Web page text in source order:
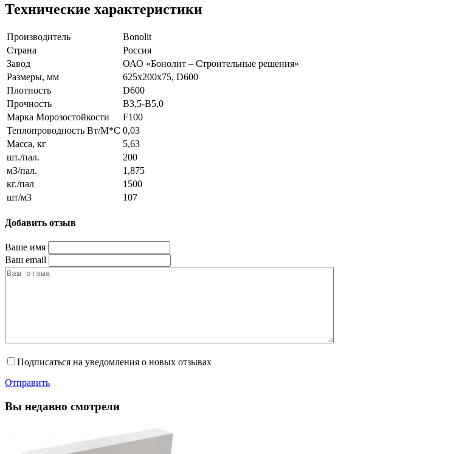
Технические характеристики
Производитель
Bonolit
Страна
Россия
Завод
ОАО «Бонолит – Строительные решения»
Размеры, мм
625x200x75, D600
Плотность
D600
Прочность
B3,5-B5,0
Марка Морозостойкости
F100
Теплопроводность Вт/М*С 0,03
Масса, кг
5,63
шт./пал.
200
м3/пал.
1,875
кг./пал
1500
шт/м3
107
Добавить отзыв
Ваше имя
Ваш email
Подписаться на уведомления о новых отзывах
Отправить
Вы недавно смотрели